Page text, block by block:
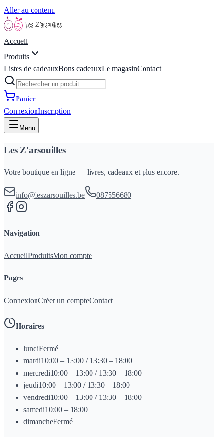
Aller au contenu
Accueil
Produits
Listes de cadeauxBons cadeauxLe magasinContact
Panier
ConnexionInscription
Menu
Les Z'arsouilles
Votre boutique en ligne — livres, cadeaux et plus encore.
info@leszarsouilles.be 087556680
Navigation
AccueilProduitsMon compte
Pages
ConnexionCréer un compteContact
Horaires
lundiFermé
mardi10:00 – 13:00 / 13:30 – 18:00
mercredi10:00 – 13:00 / 13:30 – 18:00
jeudi10:00 – 13:00 / 13:30 – 18:00
vendredi10:00 – 13:00 / 13:30 – 18:00
samedi10:00 – 18:00
dimancheFermé